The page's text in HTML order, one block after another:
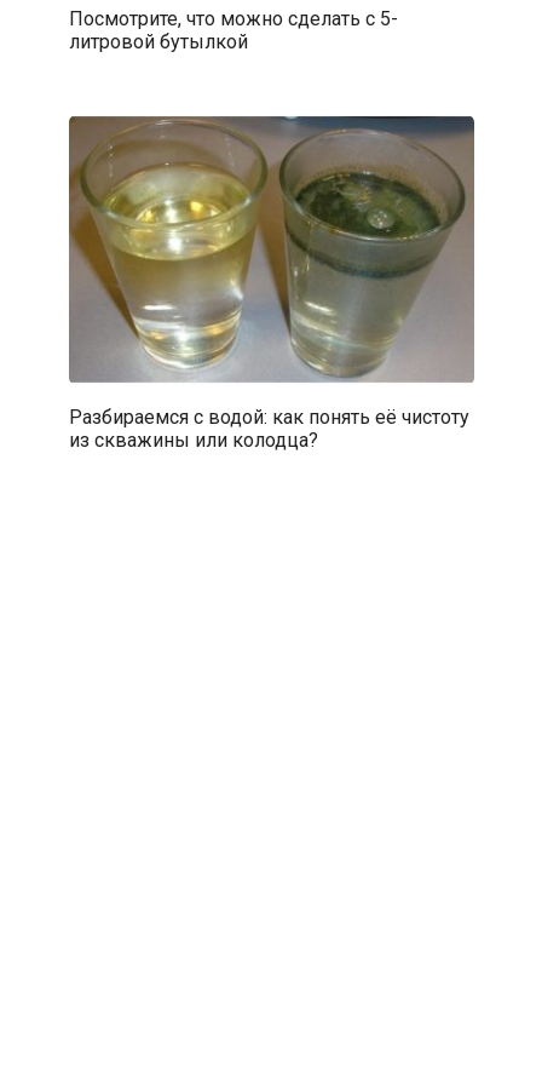
Посмотрите, что можно сделать с 5-
литровой бутылкой
Разбираемся с водой: как понять её чистоту
из скважины или колодца?